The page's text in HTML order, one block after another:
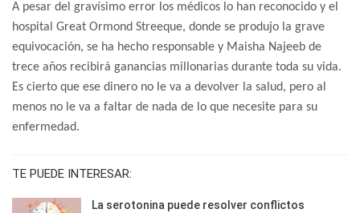
A pesar del gravísimo error los médicos lo han reconocido y el
hospital Great Ormond Streeque, donde se produjo la grave
equivocación, se ha hecho responsable y Maisha Najeeb de
trece años recibirá ganancias millonarias durante toda su vida.
Es cierto que ese dinero no le va a devolver la salud, pero al
menos no le va a faltar de nada de lo que necesite para su
enfermedad.
TE PUEDE INTERESAR:
La serotonina puede resolver conflictos